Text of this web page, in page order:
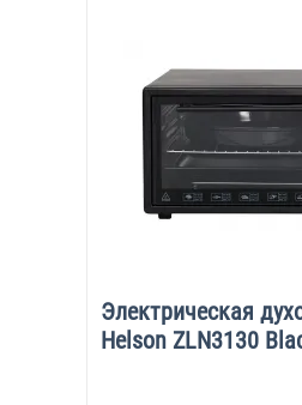
Электрическая
Helson ZLN3130